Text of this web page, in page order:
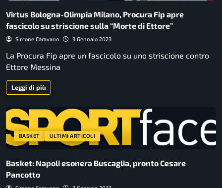
Virtus Bologna-Olimpia Milano, Procura Fip apre
fascicolo su striscione sulla “Morte di Ettore”
Simone Caravano 3 Gennaio 2023
La Procura Fip apre un fascicolo su uno striscione contro
Ettore Messina
Leggi di più
BASKET ULTIMI ARTICOLI
Basket: Napoli esonera Buscaglia, pronto Cesare
Pancotto